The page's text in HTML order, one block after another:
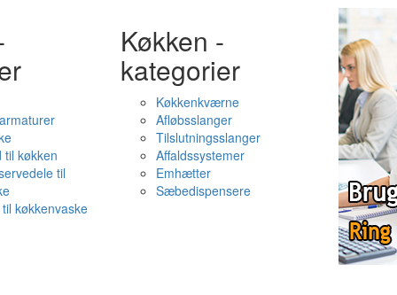
til køkken
til
køkkenvaske
Køkken -
kategorier
Køkkenkværne
Afløbsslanger
Tilslutningsslanger
Affaldssystemer
Emhætter
Sæbedispensere